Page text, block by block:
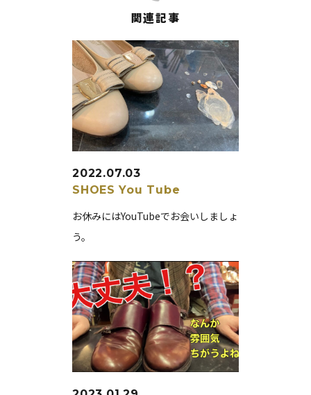
関連記事
2022.07.03
SHOES You Tube
お休みにはYouTubeでお会いしましょ
う。